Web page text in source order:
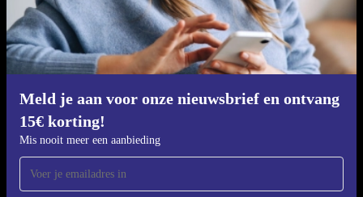
Meld je aan voor onze nieuwsbrief en ontvang
15€ korting!
Mis nooit meer een aanbieding
Waarom kiezen voor refurbed?
Refurbishing proces
Duurzaamheid
Kwaliteit